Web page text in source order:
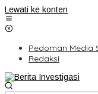
Lewati ke konten
Pedoman Media
Redaksi